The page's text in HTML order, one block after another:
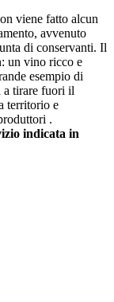
viene fatto alcun
avvenuto
di conservanti. Il
un vino ricco e
esempio di
a tirare fuori il
territorio e
.
indicata in